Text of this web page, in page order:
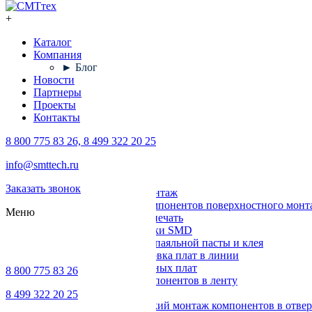
+
Каталог
Компания
► Блог
Новости
Партнеры
Проекты
Контакты
8 800 775 83 26, 8 499 322 20 25
info@smttech.ru
Заказать звонок
Меню
8 800 775 83 26
8 499 322 20 25
Поверхностный монтаж
Установка компонентов поверхностного
Трафаретная печать
Печи для пайки SMD
Дозирование паяльной пасты и клея
Транспортировка плат в линии
Ремонт печатных плат
Упаковка компонентов в ленту
Выводной монтаж
Автоматический монтаж компонентов в